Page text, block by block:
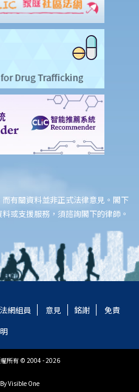
，獲得管養權的父母是否可以阻
合理理由阻止探望子女，他/她可
慮什麼因素？
以停止給她經濟支援，但我還需要
費嗎？
子，DNA測試證明他不是我的兒
後的財產？
和其金額時，將考慮什麼因素？
婚姻財務的分配？
絕對擁有權，並拒絕分享出售單位
權共有(“俗稱"長命契")或(b)分權
有關資料並非正式法律意見。閣下
或支援服務，須諮詢閣下的律師。
網組員 意見 銘謝
免責
所有 © 2004 - 2026
By Visible One